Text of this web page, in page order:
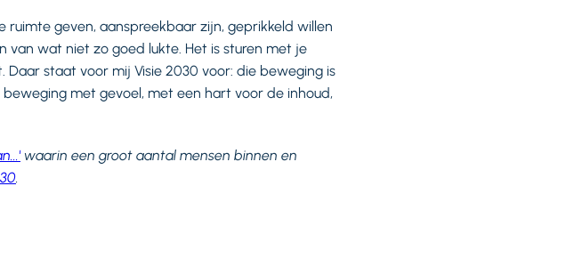
geven, aanspreekbaar zijn, geprikkeld willen
van wat niet zo goed lukte. Het is sturen met je
staat voor mij Visie 2030 voor: die beweging is
met gevoel, met een hart voor de inhoud,
waarin een groot aantal mensen binnen en
.